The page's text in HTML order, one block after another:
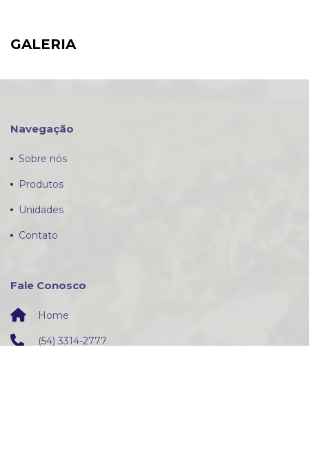
GALERIA
Navegação
Sobre nós
Produtos
Unidades
Contato
Fale Conosco
Home
(54) 3314-2777